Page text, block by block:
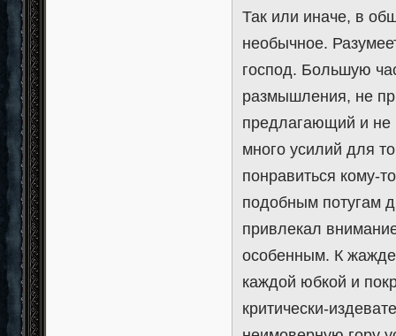
Так или иначе, в
необычное.
господ. Большую
размышления, не
предлагающий и
много усилий для
понравиться кому-
подобным потугам
привлекал
особенным. К
каждой юбкой и
критически-